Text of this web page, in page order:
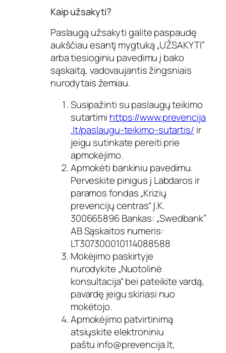
Kaip užsakyti?
Paslaugą užsakyti galite paspaudę
aukščiau esantį mygtuką „UŽSAKYTI”
arba tiesioginiu pavedimu į bako
sąskaitą, vadovaujantis žingsniais
nurodytais žemiau.
Susipažinti su paslaugų teikimo
sutartimi https://www.prevencija
.lt/paslaugu-teikimo-sutartis/ ir
jeigu sutinkate pereiti prie
apmokėjimo.
Apmokėti bankiniu pavedimu.
Perveskite pinigus į Labdaros ir
paramos fondas „Krizių
prevencijų centras“ Į.K.
300665896 Bankas: „Swedbank”
AB Sąskaitos numeris:
LT307300010114088588
Mokėjimo paskirtyje
nurodykite „Nuotolinė
konsultacija“bei pateikite vardą,
pavardę jeigu skiriasi nuo
mokėtojo.
Apmokėjimo patvirtinimą
atsiųskite elektroniniu
paštu info@prevencija.lt,